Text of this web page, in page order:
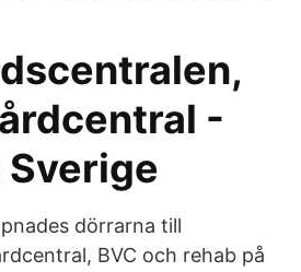
-
dörrarna till
BVC och rehab på